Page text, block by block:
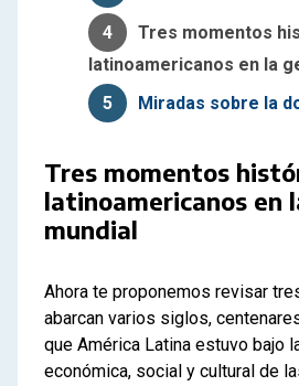
4
Tres momentos
latinoamericanos en la
5
Miradas sobre la
Tres momentos
latinoamericanos en
mundial
Ahora te proponemos revisar
abarcan varios siglos,
que América Latina estuvo bajo
económica, social y cultural de